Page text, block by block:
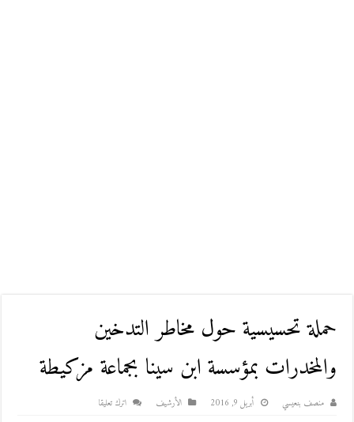
حملة تحسيسية حول مخاطر التدخين
والمخدرات بمؤسسة ابن سينا بجماعة مزكيطة
منصف بنعيسي أبريل 9, 2016 اﻷرشيف اترك تعليقا